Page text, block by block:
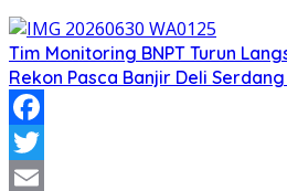
Tim Monitoring BNPT Turun
Rekon Pasca Banjir Deli
Facebook
Twitter